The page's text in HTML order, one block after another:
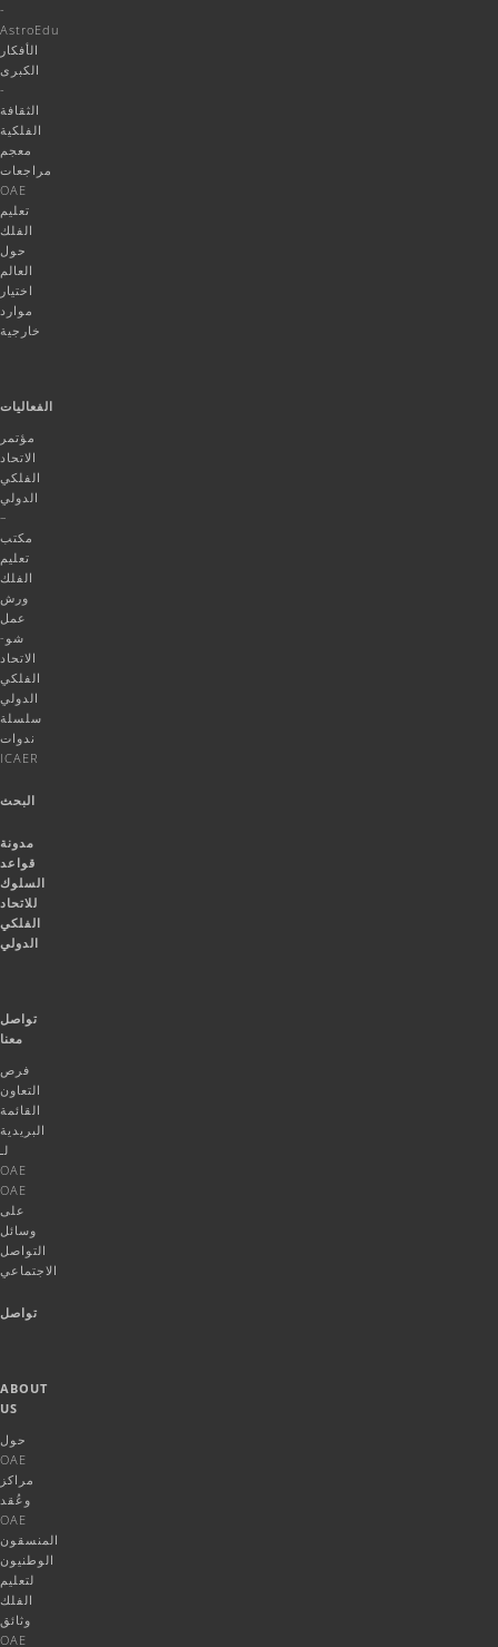
-
AstroEdu
الأفكار
الكبرى
-
الثقافة
الفلكية
معجم
مراجعات
OAE
تعليم
الفلك
حول
العالم
اختيار
موارد
خارجية
الفعاليات
مؤتمر
الاتحاد
الفلكي
الدولي
–
مكتب
تعليم
الفلك
ورش
عمل
شو-
الاتحاد
الفلكي
الدولي
سلسلة
ندوات
ICAER
البحث
مدونة
قواعد
السلوك
للاتحاد
الفلكي
الدولي
تواصل
معنا
فرص
التعاون
القائمة
البريدية
لـ
OAE
OAE
على
وسائل
التواصل
الاجتماعي
تواصل
ABOUT
US
حول
OAE
مراكز
وعُقد
OAE
المنسقون
الوطنيون
لتعليم
الفلك
وثائق
OAE